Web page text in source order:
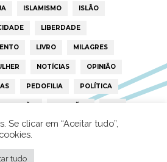
ISLAMISMO ISLÃO
LIBERDADE
LIVRO MILAGRES
NOTÍCIAS OPINIÃO
PEDOFILIA POLÍTICA
RELIGIÃO RELIGIÕES RTP
Se clicar em “Aceitar tudo”,
tudo